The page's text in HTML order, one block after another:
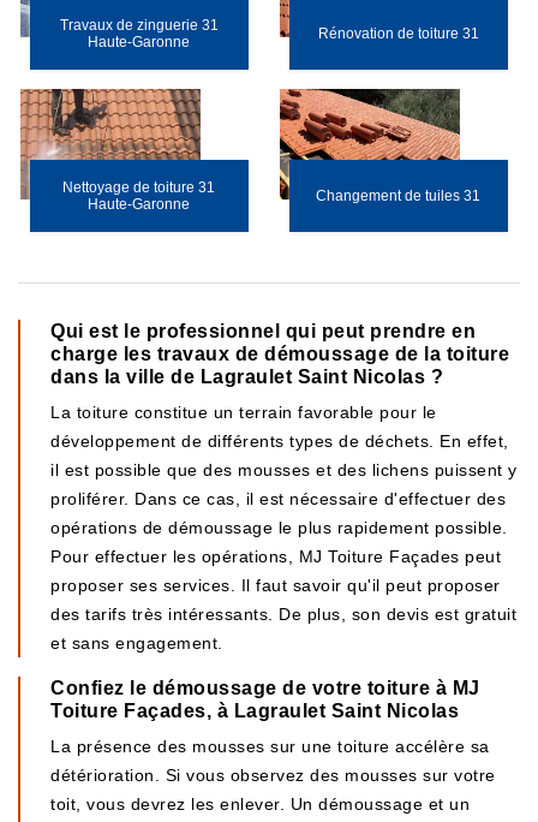
Travaux de zinguerie 31
Haute-Garonne
Rénovation de toiture 31
Nettoyage de toiture 31
Haute-Garonne
Changement de tuiles 31
Qui est le professionnel qui peut prendre en
charge les travaux de démoussage de la toiture
dans la ville de Lagraulet Saint Nicolas ?
La toiture constitue un terrain favorable pour le
développement de différents types de déchets. En effet,
il est possible que des mousses et des lichens puissent y
proliférer. Dans ce cas, il est nécessaire d'effectuer des
opérations de démoussage le plus rapidement possible.
Pour effectuer les opérations, MJ Toiture Façades peut
proposer ses services. Il faut savoir qu'il peut proposer
des tarifs très intéressants. De plus, son devis est gratuit
et sans engagement.
Confiez le démoussage de votre toiture à MJ
Toiture Façades, à Lagraulet Saint Nicolas
La présence des mousses sur une toiture accélère sa
détérioration. Si vous observez des mousses sur votre
toit, vous devrez les enlever. Un démoussage et un